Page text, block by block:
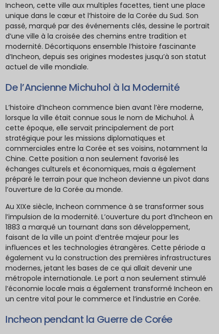
Incheon, cette ville aux multiples facettes, tient une place
unique dans le cœur et l’histoire de la Corée du Sud. Son
passé, marqué par des événements clés, dessine le portrait
d’une ville à la croisée des chemins entre tradition et
modernité. Décortiquons ensemble l’histoire fascinante
d’Incheon, depuis ses origines modestes jusqu’à son statut
actuel de ville mondiale.
De l’Ancienne Michuhol à la Modernité
L’histoire d’Incheon commence bien avant l’ère moderne,
lorsque la ville était connue sous le nom de Michuhol. À
cette époque, elle servait principalement de port
stratégique pour les missions diplomatiques et
commerciales entre la Corée et ses voisins, notamment la
Chine. Cette position a non seulement favorisé les
échanges culturels et économiques, mais a également
préparé le terrain pour que Incheon devienne un pivot dans
l’ouverture de la Corée au monde.
Au XIXe siècle, Incheon commence à se transformer sous
l’impulsion de la modernité. L’ouverture du port d’Incheon en
1883 a marqué un tournant dans son développement,
faisant de la ville un point d’entrée majeur pour les
influences et les technologies étrangères. Cette période a
également vu la construction des premières infrastructures
modernes, jetant les bases de ce qui allait devenir une
métropole internationale. Le port a non seulement stimulé
l’économie locale mais a également transformé Incheon en
un centre vital pour le commerce et l’industrie en Corée.
Incheon pendant la Guerre de Corée